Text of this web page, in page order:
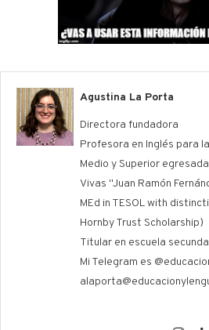
Agustina La Porta
Directora fundadora
Profesora en Inglés para
Medio y Superior
Vivas "Juan Ramón
MEd in TESOL with
Hornby Trust Scholarship)
Titular en escuela
Mi Telegram es